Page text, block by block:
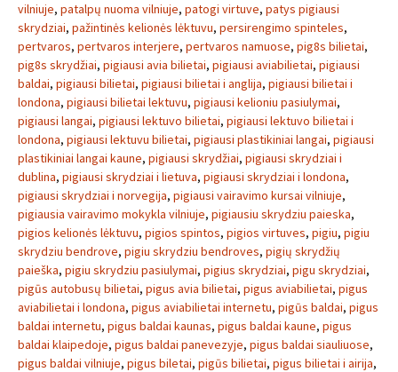
vilniuje, patalpų nuoma vilniuje, patogi virtuve, patys pigiausi
skrydziai, pažintinės kelionės lėktuvu, persirengimo spinteles,
pertvaros, pertvaros interjere, pertvaros namuose, pig8s bilietai,
pig8s skrydžiai, pigiausi avia bilietai, pigiausi aviabilietai, pigiausi
baldai, pigiausi bilietai, pigiausi bilietai i anglija, pigiausi bilietai i
londona, pigiausi bilietai lektuvu, pigiausi kelioniu pasiulymai,
pigiausi langai, pigiausi lektuvo bilietai, pigiausi lektuvo bilietai i
londona, pigiausi lektuvu bilietai, pigiausi plastikiniai langai, pigiausi
plastikiniai langai kaune, pigiausi skrydžiai, pigiausi skrydziai i
dublina, pigiausi skrydziai i lietuva, pigiausi skrydziai i londona,
pigiausi skrydziai i norvegija, pigiausi vairavimo kursai vilniuje,
pigiausia vairavimo mokykla vilniuje, pigiausiu skrydziu paieska,
pigios kelionės lėktuvu, pigios spintos, pigios virtuves, pigiu, pigiu
skrydziu bendrove, pigiu skrydziu bendroves, pigių skrydžių
paieška, pigiu skrydziu pasiulymai, pigius skrydziai, pigu skrydziai,
pigūs autobusų bilietai, pigus avia bilietai, pigus aviabilietai, pigus
aviabilietai i londona, pigus aviabilietai internetu, pigūs baldai, pigus
baldai internetu, pigus baldai kaunas, pigus baldai kaune, pigus
baldai klaipedoje, pigus baldai panevezyje, pigus baldai siauliuose,
pigus baldai vilniuje, pigus biletai, pigūs bilietai, pigus bilietai i airija,